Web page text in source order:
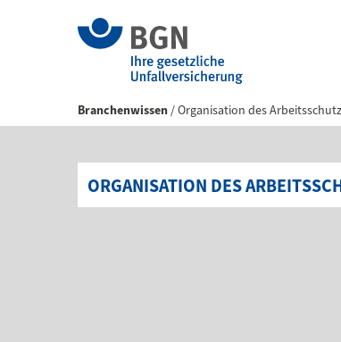
ORGANISATION DES
Branchenwissen Organisation des